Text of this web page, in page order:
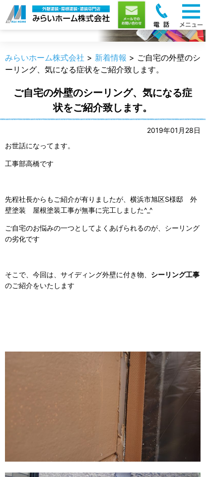
新着情報
みらいホーム株式会社 > 新着情報 > ご自宅の外壁のシ
ーリング、気になる症状をご紹介致します。
ご自宅の外壁のシーリング、気になる症
状をご紹介致します。
2019年01月28日
お世話になってます。
工事部高橋です
先程社長からもご紹介が有りましたが、横浜市旭区S様邸 外
壁塗装 屋根塗装工事が無事に完工しました^_^
ご自宅のお悩みの一つとしてよくあげられるのが、シーリング
の劣化です
そこで、今回は、サイディング外壁に付き物、 シーリング工事
のご紹介をいたします